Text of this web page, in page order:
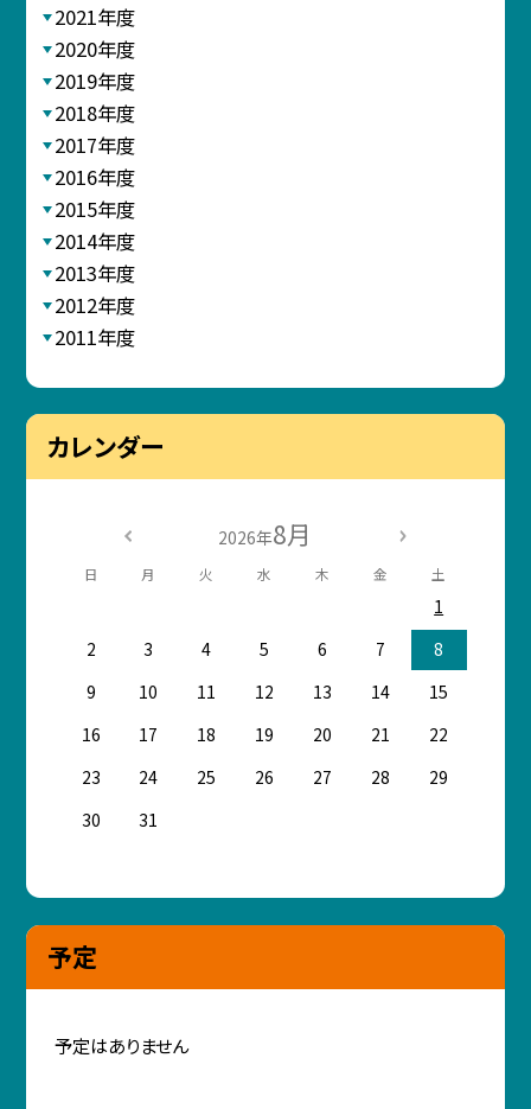
2021年度
2020年度
2019年度
2018年度
2017年度
2016年度
2015年度
2014年度
2013年度
2012年度
2011年度
カレンダー
2026年8月
日 月 火 水 木 金 土
1
2
3 4 5 6 7
8
9
10 11 12 13 14
15
16
17 18 19 20 21
22
23
24 25 26 27 28
29
30
31
予定
予定はありません